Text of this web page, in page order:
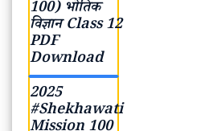
2025
#Shekhawati
Mission 100
(शेखावटी मिशन
100) जीव विज्ञान
Class 12 PDF
Download